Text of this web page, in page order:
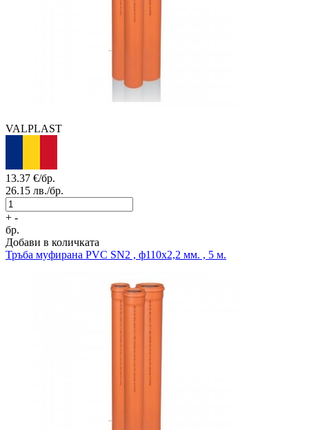
VALPLAST
13.37 €/бр.
26.15 лв./бр.
+ -
бр.
Добави в количката
Тръба муфирана PVC SN2 , ф110x2,2 мм. , 5 м.